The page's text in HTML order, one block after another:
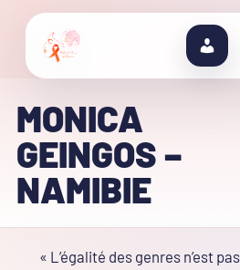
MONICA
GEINGOS –
NAMIBIE
« L’égalité des genres n’est